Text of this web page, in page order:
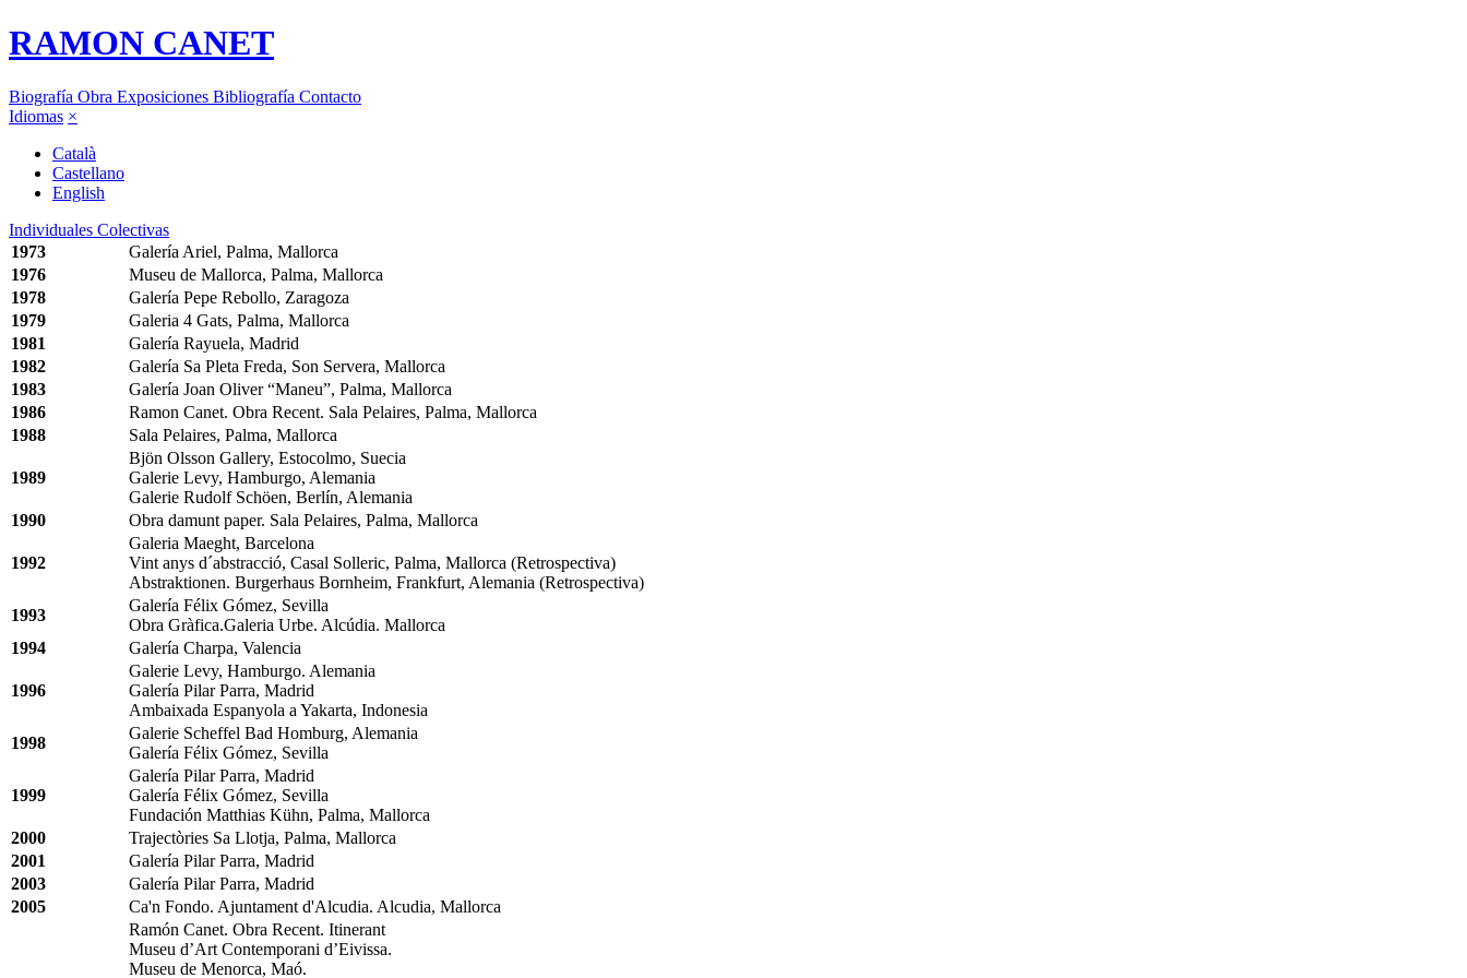
RAMON CANET
Biografía Obra Exposiciones Bibliografía Contacto
Idiomas ×
Català
Castellano
English
Individuales Colectivas
1973
Galería Ariel, Palma, Mallorca
1976
Museu de Mallorca, Palma, Mallorca
1978
Galería Pepe Rebollo, Zaragoza
1979
Galeria 4 Gats, Palma, Mallorca
1981
Galería Rayuela, Madrid
1982
Galería Sa Pleta Freda, Son Servera, Mallorca
1983
Galería Joan Oliver “Maneu”, Palma, Mallorca
1986
Ramon Canet. Obra Recent. Sala Pelaires, Palma, Mallorca
1988
Sala Pelaires, Palma, Mallorca
1989
Bjön Olsson Gallery, Estocolmo, Suecia
Galerie Levy, Hamburgo, Alemania
Galerie Rudolf Schöen, Berlín, Alemania
1990
Obra damunt paper. Sala Pelaires, Palma, Mallorca
1992
Galeria Maeght, Barcelona
Vint anys d´abstracció, Casal Solleric, Palma, Mallorca (Retrospectiva)
Abstraktionen. Burgerhaus Bornheim, Frankfurt, Alemania (Retrospectiva)
1993
Galería Félix Gómez, Sevilla
Obra Gràfica.Galeria Urbe. Alcúdia. Mallorca
1994
Galería Charpa, Valencia
1996
Galerie Levy, Hamburgo. Alemania
Galería Pilar Parra, Madrid
Ambaixada Espanyola a Yakarta, Indonesia
1998
Galerie Scheffel Bad Homburg, Alemania
Galería Félix Gómez, Sevilla
1999
Galería Pilar Parra, Madrid
Galería Félix Gómez, Sevilla
Fundación Matthias Kühn, Palma, Mallorca
2000
Trajectòries Sa Llotja, Palma, Mallorca
2001
Galería Pilar Parra, Madrid
2003
Galería Pilar Parra, Madrid
2005
Ca'n Fondo. Ajuntament d'Alcudia. Alcudia, Mallorca
Ramón Canet. Obra Recent. Itinerant
Museu d’Art Contemporani d’Eivissa.
Museu de Menorca, Maó.